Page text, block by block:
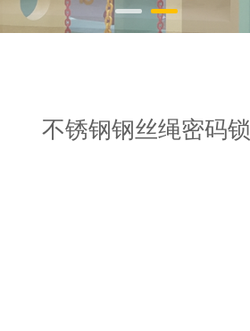
不锈钢钢丝绳密码锁